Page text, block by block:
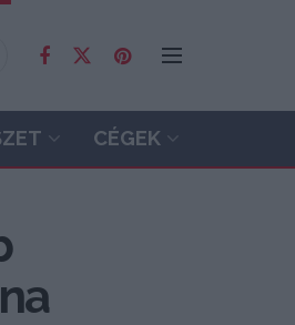
CÉGEK